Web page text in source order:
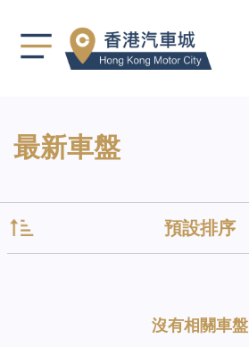
最新車盤
預設排序
沒有相關車盤